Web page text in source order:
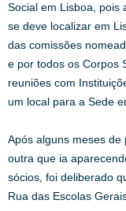
Social em Lisboa, pois
se deve localizar em
das comissões
e por todos os Corpos
reuniões com
um local para a Sede
Após alguns meses
outra que ia
sócios, foi deliberado
Rua das Escolas